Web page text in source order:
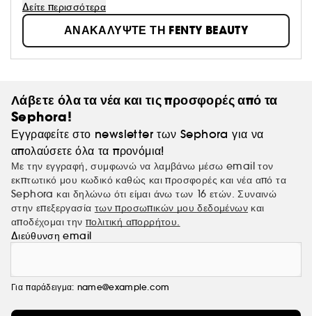
να φτιαχτούν, προσδιορίζοντας καθολικές αποχρώσεις. Το
όραμά του: "Το μακιγιάζ είναι για διασκέδαση και δεν
πρέπει να φοριέται από υποχρέωση, ή να δίνει την
εντύπωση ότι είσαι στολή. Να είσαι ελεύθερος να αδράξεις
ευκαιρίες, να ρισκάρεις, να τολμήσεις κάτι νέο ή
Δείτε περισσότερα
ΑΝΑΚΑΛΥΨΤΕ ΤΗ FENTY BEAUTY
Λάβετε όλα τα νέα και τις προσφορές από τα
Sephora!
Εγγραφείτε στο newsletter των Sephora για να
απολαύσετε όλα τα προνόμια!
Με την εγγραφή, συμφωνώ να λαμβάνω μέσω email τον
εκπτωτικό μου κωδικό καθώς και προσφορές και νέα από τα
Sephora και δηλώνω ότι είμαι άνω των 16 ετών. Συναινώ
στην επεξεργασία των προσωπικών μου δεδομένων και
αποδέχομαι την πολιτική απορρήτου.
Διεύθυνση email
Για παράδειγμα: name@example.com